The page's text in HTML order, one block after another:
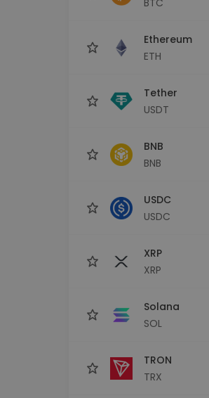
Ethereum
ETH
Tether
USDT
BNB
BNB
USDC
USDC
XRP
XRP
Solana
SOL
TRON
TRX